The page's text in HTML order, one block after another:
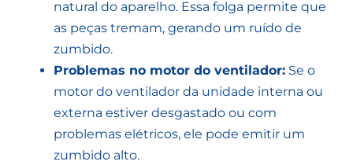
natural do aparelho. Essa folga permite que
as peças tremam, gerando um ruído de
zumbido.
Problemas no motor do ventilador: Se o
motor do ventilador da unidade interna ou
externa estiver desgastado ou com
problemas elétricos, ele pode emitir um
zumbido alto.